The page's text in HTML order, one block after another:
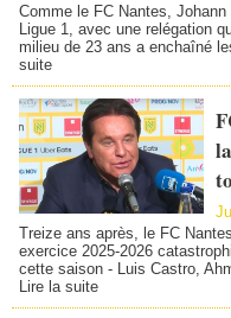
Comme le FC Nantes,
Ligue 1, avec une relégation
milieu de 23 ans a enchaîné
suite
Treize ans après, le FC
exercice 2025‑2026
cette saison - Luis Castro,
Lire la suite